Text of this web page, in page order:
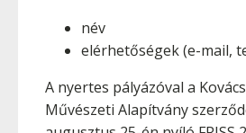
név
elérhetőségek (e-mail,
A nyertes pályázóval a
Művészeti Alapítvány